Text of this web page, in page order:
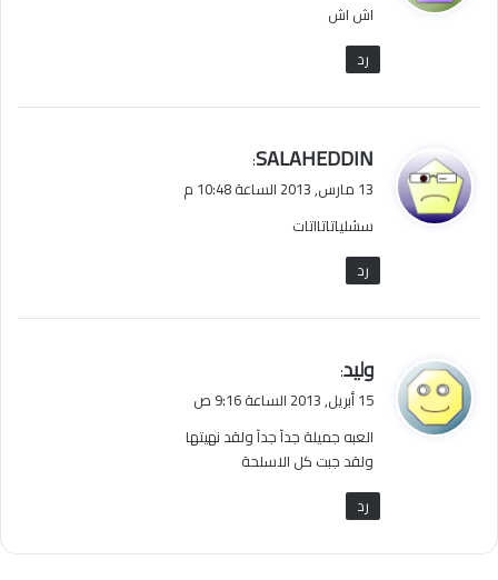
ل
اش اش
رد
ي
ق
ل
SALAHEDDIN
:
13 مارس, 2013 الساعة 10:48 م
سشلياتاتااتات
رد
ي
ق
ل
وليد:
15 أبريل, 2013 الساعة 9:16 ص
العبه جميلة جدآ جدآ ولقد نهيتها
ولقد جبت كل الاسلحة
رد